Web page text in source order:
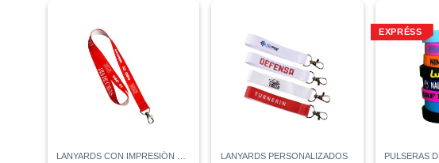
LANYARDS PERSONALIZADOS
EXPRÉSS